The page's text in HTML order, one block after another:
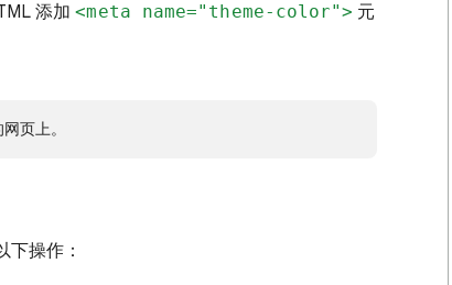
添加<meta name="theme-color"> 元
页上。
操作：